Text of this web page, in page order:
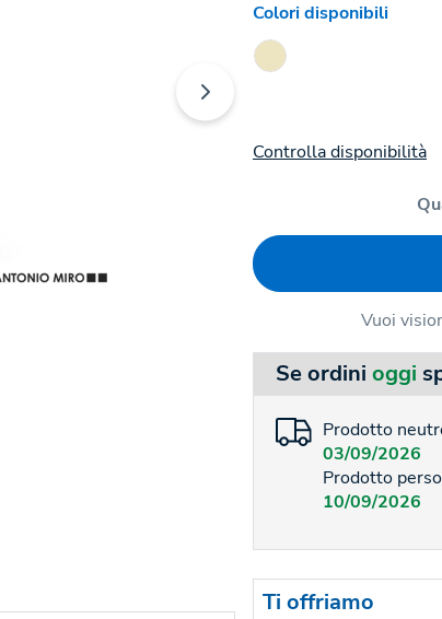
Colori disponibili
Controlla disponibilità
Vuoi
Se ordini oggi
Prodotto
03/09/2026
Prodotto
10/09/2026
Ti offriamo